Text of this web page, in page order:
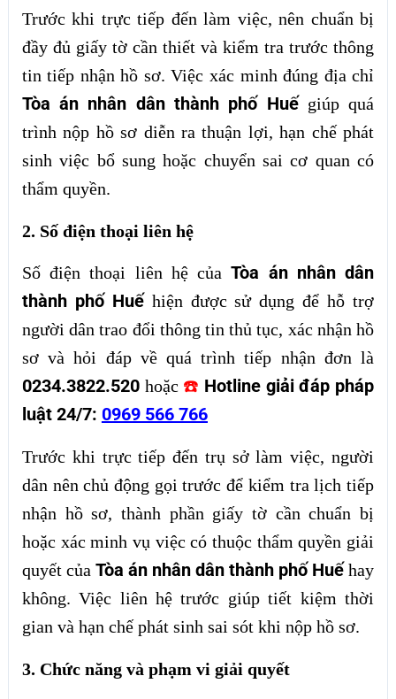
Trước khi trực tiếp đến làm việc, nên chuẩn bị
đầy đủ giấy tờ cần thiết và kiểm tra trước thông
tin tiếp nhận hồ sơ. Việc xác minh đúng địa chỉ
Tòa án nhân dân thành phố Huếgiúp quá
trình nộp hồ sơ diễn ra thuận lợi, hạn chế phát
sinh việc bổ sung hoặc chuyển sai cơ quan có
thẩm quyền.
2. Số điện thoại liên hệ
Số điện thoại liên hệ củaTòa án nhân dân
thành phố Huếhiện được sử dụng để hỗ trợ
người dân trao đổi thông tin thủ tục, xác nhận hồ
sơ và hỏi đáp về quá trình tiếp nhận đơn là
0234.3822.520hoặc ☎️ Hotline giải đáp pháp
luật 24/7: 0969 566 766
Trước khi trực tiếp đến trụ sở làm việc, người
dân nên chủ động gọi trước để kiểm tra lịch tiếp
nhận hồ sơ, thành phần giấy tờ cần chuẩn bị
hoặc xác minh vụ việc có thuộc thẩm quyền giải
quyết của Tòa án nhân dân thành phố Huế hay
không. Việc liên hệ trước giúp tiết kiệm thời
gian và hạn chế phát sinh sai sót khi nộp hồ sơ.
3. Chức năng và phạm vi giải quyết